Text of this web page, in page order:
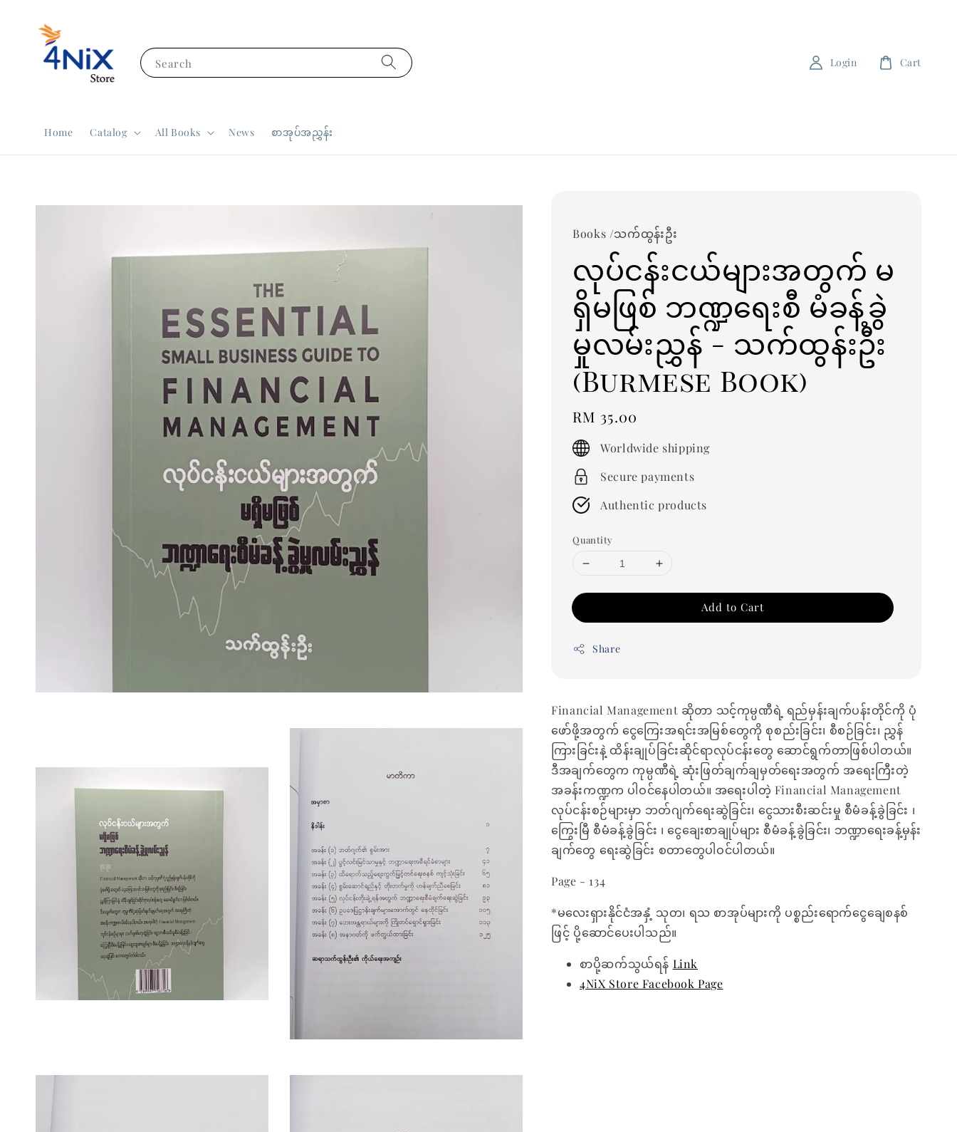
Search
Home Catalog All Books News စာအုပ်အညွှန်း
Login Cart
Books /သက်ထွန်းဦး
လုပ်ငန်းငယ်များအတွက် မ
ရှိမဖြစ် ဘဏ္ဍရေးစီ မံခန့်ခွဲ
မှုလမ်းညွှန် - သက်ထွန်းဦး
(Burmese Book)
Regular
price
RM 35.00
Worldwide shipping
Secure payments
Authentic products
Quantity
Add to Cart
Share
Financial Management ဆိုတာ သင့်ကုမ္ပဏီရဲ့ ရည်မှန်းချက်ပန်းတိုင်ကို ပုံ
ဖော်ဖို့အတွက် ငွေကြေးအရင်းအမြစ်တွေကို စုစည်းခြင်း၊ စီစဉ်ခြင်း၊ ညွှန်
ကြားခြင်းနဲ့ ထိန်းချုပ်ခြင်းဆိုင်ရာလုပ်ငန်းတွေ ဆောင်ရွက်တာဖြစ်ပါတယ်။
ဒီအချက်တွေက ကုမ္ပဏီရဲ့ ဆုံးဖြတ်ချက်ချမှတ်ရေးအတွက် အရေးကြီးတဲ့
အခန်းကဏ္ဍက ပါဝင်နေပါတယ်။ အရေးပါတဲ့ Financial Management
လုပ်ငန်းစဉ်များမှာ ဘတ်ဂျက်ရေးဆွဲခြင်း၊ ငွေသားစီးဆင်းမှု စီမံခန့်ခွဲခြင်း ၊
ကြွေးမြီ စီမံခန့်ခွဲခြင်း ၊ ငွေချေးစာချုပ်များ စီမံခန့်ခွဲခြင်း၊ ဘဏ္ဍာရေးခန့်မှန်း
ချက်တွေ ရေးဆွဲခြင်း စတာတွေပါဝင်ပါတယ်။
Page - 134
*မလေးရှားနိုင်ငံအနှံ့ သုတ၊ ရသ စာအုပ်များကို ပစ္စည်းရောက်ငွေချေစနစ်
ဖြင့် ပို့ဆောင်ပေးပါသည်။
စာပို့ဆက်သွယ်ရန် Link
4NiX Store Facebook Page